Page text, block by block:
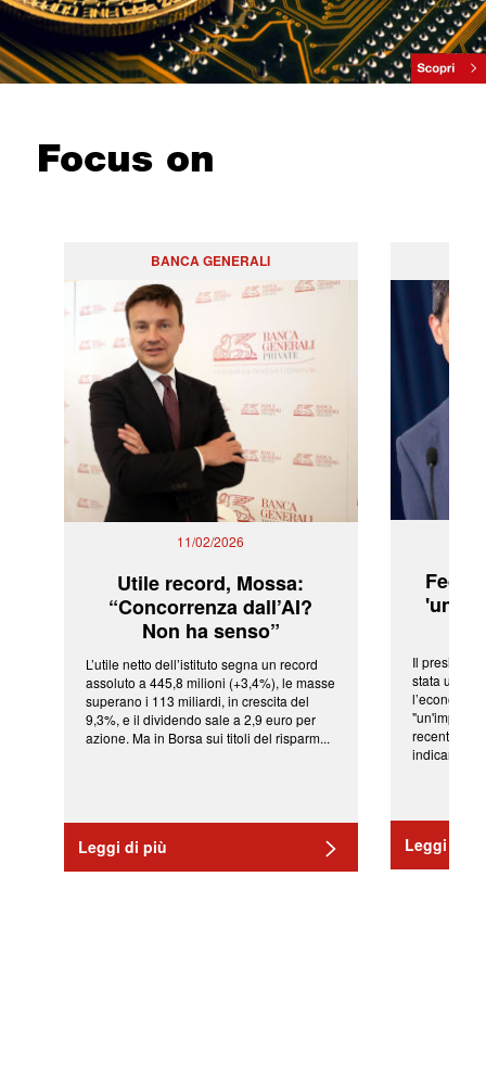
Focus on
BANCA GENERALI
11/02/2026
Utile record, Mossa:
“Concorrenza dall’AI?
Non ha senso”
L’utile netto dell’istituto segna un record
assoluto a 445,8 milioni (+3,4%), le masse
superano i 113 miliardi, in crescita del
9,3%, e il dividendo sale a 2,9 euro per
azione. Ma in Borsa sui titoli del risparm...
Leggi di più
Fed:
'una
Il
stata una
l’economia
recenti
indicano
Leggi di